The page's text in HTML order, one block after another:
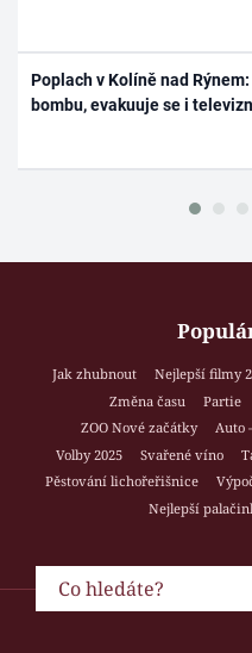
Poplach v Kolíně nad
bombu, evakuuje se i
Jak zhubnout Nejlepší filmy
Změna času
Partie
ZOO Nové začátky
Auto
Volby 2025
Svařené víno
Pěstování lichořeřišnice
Nejlepší